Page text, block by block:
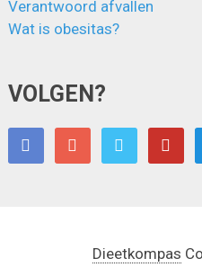
Verantwoord afvallen
Wat is obesitas?
VOLGEN?
Dieetkompas